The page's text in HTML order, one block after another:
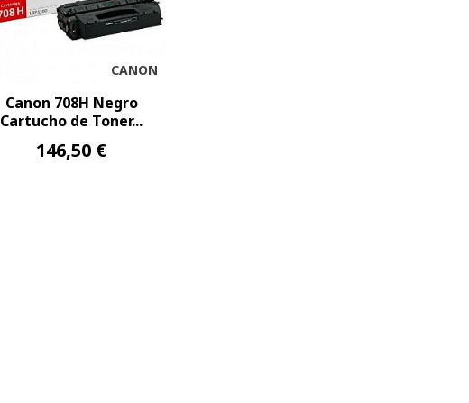
CANON
Canon 708H Negro
Cartucho de Toner...
146,50 €